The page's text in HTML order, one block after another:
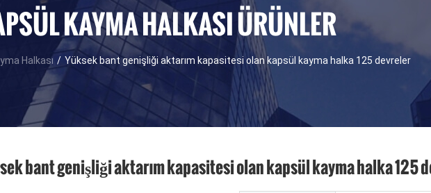
KAYMA HALKASI ÜRÜNLER
Halkası / Yüksek bant genişliği aktarım kapasitesi olan kapsül kayma halka 125 devreler
bant genişliği aktarım kapasitesi olan kapsül kayma halka 125